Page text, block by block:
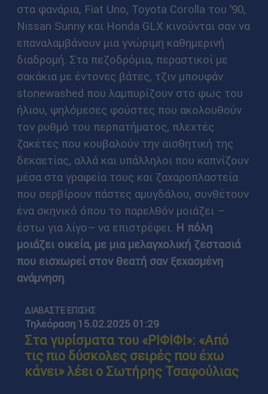
στα φανάρια, Fiat Uno, Toyota Corolla του ’90,
Nissan Sunny και Honda GLX κινούνται σαν να
επαναλαμβάνουν μια γνώριμη καθημερινή
διαδρομή. Στα πεζοδρόμια, περαστικοί με
σακάκια με έντονες βάτες, τζιν μπουφάν
stonewashed που λαμπυρίζουν στο φως του
ήλιου, ψηλόμεσες φούστες που ακολουθούν
τον ρυθμό του περπατήματος, πλεχτές
ζακέτες που κουβαλούν την αισθητική της
δεκαετίας, αλλά και υπάλληλοι που καπνίζουν
μέσα στα γραφεία τους και ζαχαροπλαστεία
που σερβίρουν πάστες αμυγδάλου, συνθέτουν
ένα σκηνικό όπου το παρελθόν μοιάζει –
έστω για λίγο– να επιστρέφει. Η πόλη
μοιάζει οικεία, με μια μελαγχολική ζεστασιά
που εισχωρεί στον θεατή σαν ξεχασμένη
ανάμνηση.
ΔΙΑΒΑΣΤΕ ΕΠΙΣΗΣ
Τηλεόραση| 15.02.2025 01:29
Στα γυρίσματα του «ΡΙΦΙΦΙ»: «Από
τις πιο δύσκολες σειρές που έχω
κάνει» λέει ο Σωτήρης Τσαφούλιας